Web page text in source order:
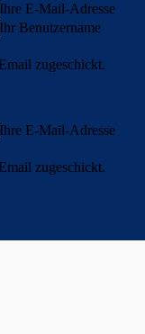
Ihre E-Mail-Adresse
Ihr Benutzername
zugeschickt.
Ihre E-Mail-Adresse
zugeschickt.